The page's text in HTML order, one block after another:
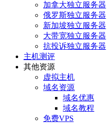
加拿大独立服务器
俄罗斯独立服务器
新加坡独立服务器
大带宽独立服务器
抗投诉独立服务器
主机测评
其他资源
虚拟主机
域名资源
域名优惠
域名教程
免费VPS